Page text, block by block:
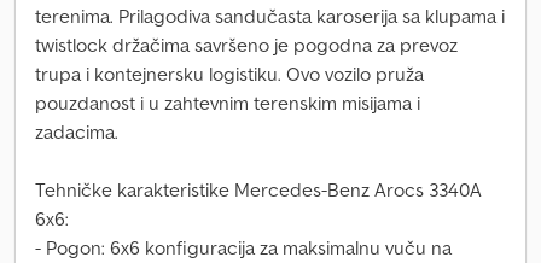
terenima. Prilagodiva sandučasta karoserija sa klupama i
twistlock držačima savršeno je pogodna za prevoz
trupa i kontejnersku logistiku. Ovo vozilo pruža
pouzdanost i u zahtevnim terenskim misijama i
zadacima.
Tehničke karakteristike Mercedes-Benz Arocs 3340A
6x6:
- Pogon: 6x6 konfiguracija za maksimalnu vuču na